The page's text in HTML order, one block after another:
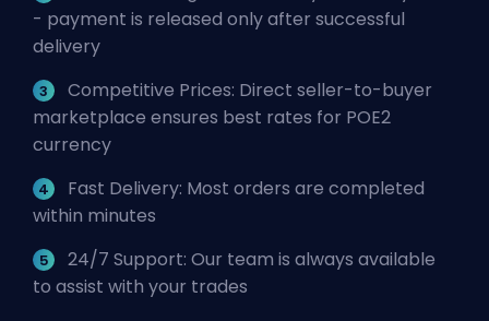
- payment is released only after successful
delivery
Competitive Prices: Direct seller-to-buyer
marketplace ensures best rates for POE2
currency
Fast Delivery: Most orders are completed
within minutes
24/7 Support: Our team is always available
to assist with your trades